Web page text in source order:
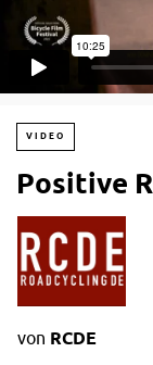
VIDEO
Positive
von RCDE